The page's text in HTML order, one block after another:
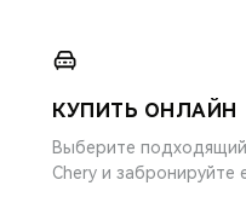
КУПИТЬ ОНЛАЙН
Выберите
Chery и забронируйте